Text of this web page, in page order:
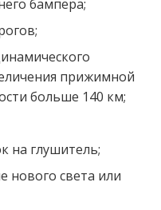
бампера;
прижимной
больше 140 км;
на глушитель;
нового света или